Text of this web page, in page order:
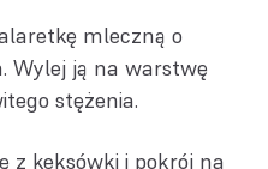
mleczną o
Wylej ją na warstwę
stężenia.
z keksówki i pokrój na